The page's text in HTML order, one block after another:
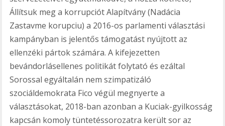
Állítsuk meg a korrupciót Alapítvány (Nadácia
Zastavme korupciu) a 2016-os parlamenti választási
kampányban is jelentős támogatást nyújtott az
ellenzéki pártok számára. A kifejezetten
bevándorlásellenes politikát folytató és ezáltal
Sorossal egyáltalán nem szimpatizáló
szociáldemokrata Fico végül megnyerte a
választásokat, 2018-ban azonban a Kuciak-gyilkosság
kapcsán komoly tüntetéssorozatra került sor az